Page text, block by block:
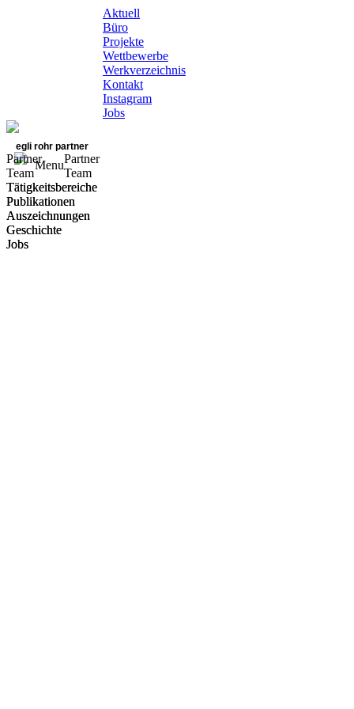
Aktuell
Büro
Projekte
Wettbewerbe
Werkverzeichnis
Kontakt
Instagram
Jobs
egli rohr partner
Menu
Partner
Team
Tätigkeitsbereiche
Publikationen
Auszeichnungen
Geschichte
Jobs
Partner
Team
Tätigkeitsbereiche
Publikationen
Auszeichnungen
Geschichte
Jobs